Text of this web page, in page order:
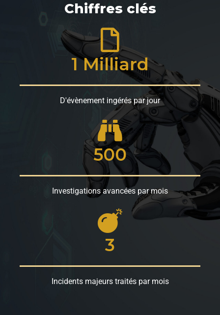
Chiffres clés
1 Milliard
D'évènement ingérés par jour
500
Investigations avancées par mois
3
Incidents majeurs traités par mois